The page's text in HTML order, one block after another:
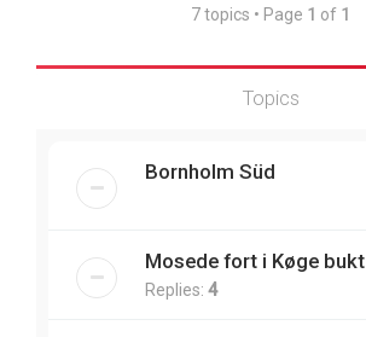
7 topics • Page 1 of 1
Topics
Bornholm Süd
Mosede fort i Køge bukt
Replies: 4